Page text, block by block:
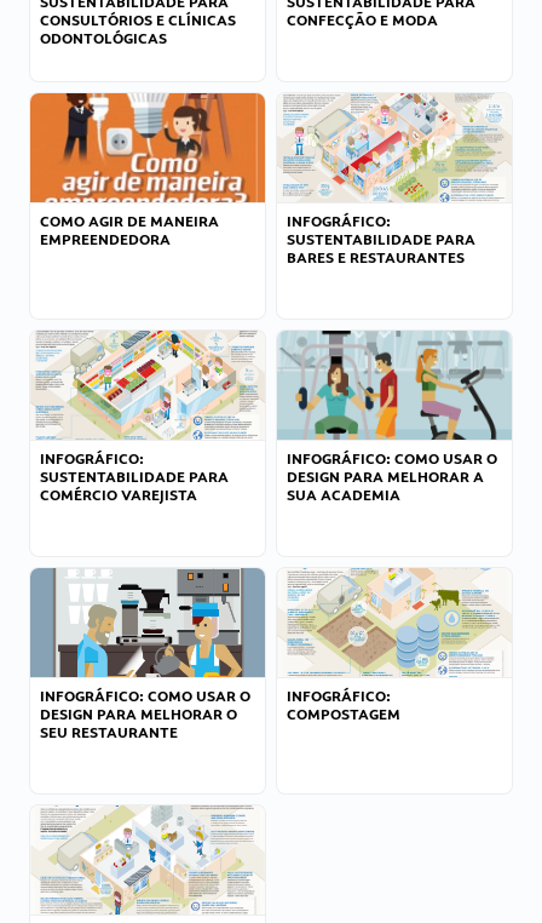
CONSULTÓRIOS E CLÍNICAS
ODONTOLÓGICAS
CONFECÇÃO E MODA
COMO AGIR DE MANEIRA
EMPREENDEDORA
INFOGRÁFICO:
SUSTENTABILIDADE PARA
BARES E RESTAURANTES
INFOGRÁFICO:
SUSTENTABILIDADE PARA
COMÉRCIO VAREJISTA
INFOGRÁFICO: COMO USAR O
DESIGN PARA MELHORAR A
SUA ACADEMIA
INFOGRÁFICO: COMO USAR O
DESIGN PARA MELHORAR O
SEU RESTAURANTE
INFOGRÁFICO:
COMPOSTAGEM